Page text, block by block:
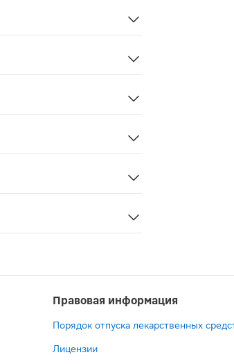
Правовая информация
Порядок отпуска лекарственных
Лицензии